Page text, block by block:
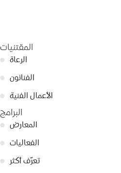
المقتنيات
● الرعاة
● الفنانون
● الأعمال الفنية
البرامج
● المعارض
● الفعاليات
●
تعرّف أكثر